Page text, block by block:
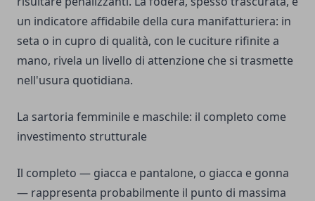
un indicatore affidabile della cura manifatturiera: in
seta o in cupro di qualità, con le cuciture rifinite a
mano, rivela un livello di attenzione che si trasmette
nell'usura quotidiana.
La sartoria femminile e maschile: il completo come
investimento strutturale
Il completo — giacca e pantalone, o giacca e gonna
— rappresenta probabilmente il punto di massima